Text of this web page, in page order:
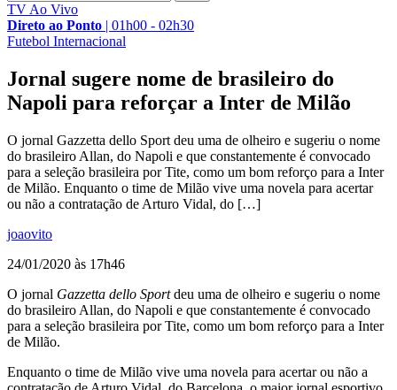
TV Ao Vivo
Direto ao Ponto | 01h00 - 02h30
Futebol Internacional
Jornal sugere nome de brasileiro do
Napoli para reforçar a Inter de Milão
O jornal Gazzetta dello Sport deu uma de olheiro e sugeriu o nome
do brasileiro Allan, do Napoli e que constantemente é convocado
para a seleção brasileira por Tite, como um bom reforço para a Inter
de Milão. Enquanto o time de Milão vive uma novela para acertar
ou não a contratação de Arturo Vidal, do […]
joaovito
24/01/2020 às 17h46
O jornal Gazzetta dello Sportdeu uma de olheiro e sugeriu o nome
do brasileiro Allan, do Napoli e que constantemente é convocado
para a seleção brasileira por Tite, como um bom reforço para a Inter
de Milão.
Enquanto o time de Milão vive uma novela para acertar ou não a